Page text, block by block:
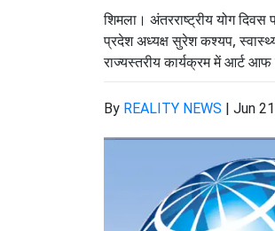
शिमला। अंतरराष्ट्रीय योग
प्रदेश अध्यक्ष सुरेश कश्यप,
राज्यस्तरीय कार्यक्रम में आर्ट
By REALITY NEWS | Jun